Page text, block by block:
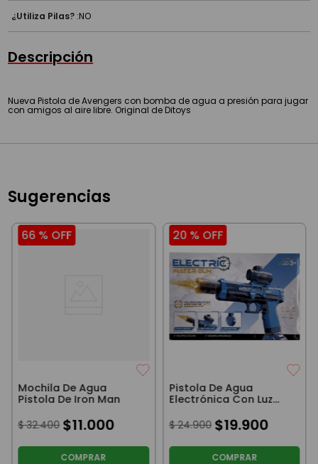
¿Utiliza Pilas? :NO
Descripción
Nueva Pistola de Avengers con bomba de agua a presión para jugar
con amigos al aire libre. Original de Ditoys
Sugerencias
66 % OFF
Mochila De Agua
Pistola De Iron Man
$ 32.400 $11.000
COMPRAR
20 % OFF
Pistola De Agua
Electrónica Con Luz
Incluye Baterías Y
Cable USB Roja
$ 24.900 $19.900
COMPRAR